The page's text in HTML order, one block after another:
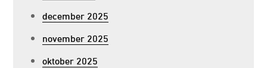
december 2025
november 2025
oktober 2025